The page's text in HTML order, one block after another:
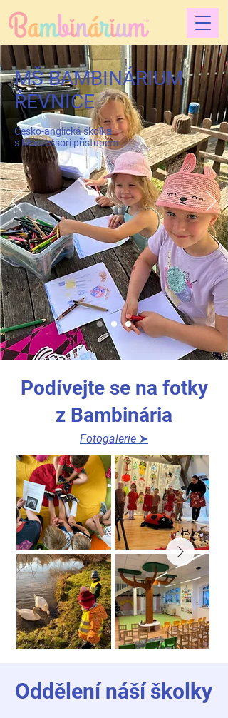
MŠ BAMBINÁRIUM
ŘEVNICE
Česko-anglická školka
s Montessori přístupem
Podívejte se na fotky
z Bambinária
Fotogalerie ➤
Oddělení náší školky